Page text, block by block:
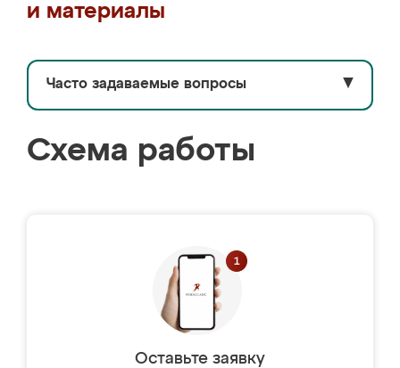
и материалы
Часто задаваемые вопросы ▼
Схема работы
Оставьте заявку